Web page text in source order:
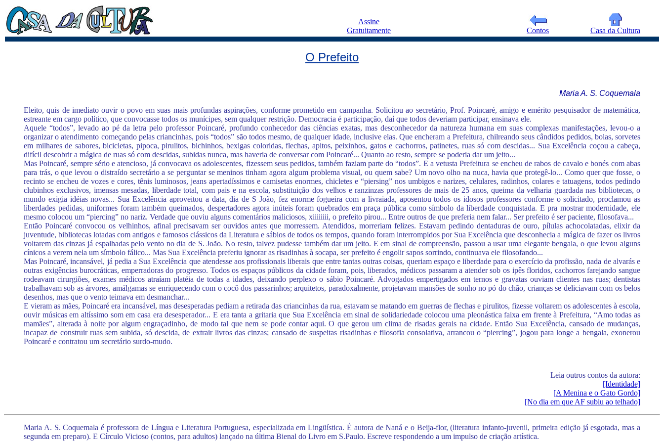
Assine
Gratuitamente
Contos Casa da Cultura
O Prefeito
Maria A. S. Coquemala
Eleito, quis de imediato ouvir o povo em suas mais profundas aspirações, conforme prometido em campanha. Solicitou ao secretário, Prof. Poincaré, amigo e emérito pesquisador de matemática,
estreante em cargo político, que convocasse todos os munícipes, sem qualquer restrição. Democracia é participação, daí que todos deveriam participar, ensinava ele.
Aquele “todos”, levado ao pé da letra pelo professor Poincaré, profundo conhecedor das ciências exatas, mas desconhecedor da natureza humana em suas complexas manifestações, levou-o a
organizar o atendimento começando pelas criancinhas, pois “todos” são todos mesmo, de qualquer idade, inclusive elas. Que encheram a Prefeitura, chilreando seus cândidos pedidos, bolas, sorvetes
em milhares de sabores, bicicletas, pipoca, pirulitos, bichinhos, bexigas coloridas, flechas, apitos, peixinhos, gatos e cachorros, patinetes, ruas só com descidas... Sua Excelência coçou a cabeça,
difícil descobrir a mágica de ruas só com descidas, subidas nunca, mas haveria de conversar com Poincaré... Quanto ao resto, sempre se poderia dar um jeito...
Mas Poincaré, sempre sério e atencioso, já convocava os adolescentes, fizessem seus pedidos, também faziam parte do “todos”. E a vetusta Prefeitura se encheu de rabos de cavalo e bonés com abas
para trás, o que levou o distraído secretário a se perguntar se meninos tinham agora algum problema visual, ou quem sabe? Um novo olho na nuca, havia que protegê-lo... Como quer que fosse, o
recinto se encheu de vozes e cores, tênis luminosos, jeans apertadíssimos e camisetas enormes, chicletes e “piersing” nos umbigos e narizes, celulares, radinhos, colares e tatuagens, todos pedindo
clubinhos exclusivos, imensas mesadas, liberdade total, com pais e na escola, substituição dos velhos e ranzinzas professores de mais de 25 anos, queima da velharia guardada nas bibliotecas, o
mundo exigia idéias novas... Sua Excelência aproveitou a data, dia de S João, fez enorme fogueira com a livraiada, aposentou todos os idosos professores conforme o solicitado, proclamou as
liberdades pedidas, uniformes foram também queimados, despertadores agora inúteis foram quebrados em praça pública como símbolo da liberdade conquistada. E pra mostrar modernidade, ele
mesmo colocou um “piercing” no nariz. Verdade que ouviu alguns comentários maliciosos, xiiiiiiii, o prefeito pirou... Entre outros de que preferia nem falar... Ser prefeito é ser paciente, filosofava...
Então Poincaré convocou os velhinhos, afinal precisavam ser ouvidos antes que morressem. Atendidos, morreriam felizes. Estavam pedindo dentaduras de ouro, pílulas achocolatadas, elixir da
juventude, bibliotecas lotadas com antigos e famosos clássicos da Literatura e sábios de todos os tempos, quando foram interrompidos por Sua Excelência que desconhecia a mágica de fazer os livros
voltarem das cinzas já espalhadas pelo vento no dia de S. João. No resto, talvez pudesse também dar um jeito. E em sinal de compreensão, passou a usar uma elegante bengala, o que levou alguns
cínicos a verem nela um símbolo fálico... Mas Sua Excelência preferiu ignorar as risadinhas à socapa, ser prefeito é engolir sapos sorrindo, continuava ele filosofando...
Mas Poincaré, incansável, já pedia a Sua Excelência que atendesse aos profissionais liberais que entre tantas outras coisas, queriam espaço e liberdade para o exercício da profissão, nada de alvarás e
outras exigências burocráticas, emperradoras do progresso. Todos os espaços públicos da cidade foram, pois, liberados, médicos passaram a atender sob os ipês floridos, cachorros farejando sangue
rodeavam cirurgiões, exames médicos atraíam platéia de todas a idades, deixando perplexo o sábio Poincaré. Advogados empertigados em ternos e gravatas ouviam clientes nas ruas; dentistas
trabalhavam sob as árvores, amálgamas se enriquecendo com o cocô dos passarinhos; arquitetos, paradoxalmente, projetavam mansões de sonho no pó do chão, crianças se deliciavam com os belos
desenhos, mas que o vento teimava em desmanchar...
E vieram as mães, Poincaré era incansável, mas desesperadas pediam a retirada das criancinhas da rua, estavam se matando em guerras de flechas e pirulitos, fizesse voltarem os adolescentes à escola,
ouvir músicas em altíssimo som em casa era desesperador... E era tanta a gritaria que Sua Excelência em sinal de solidariedade colocou uma pleonástica faixa em frente à Prefeitura, “Amo todas as
mamães”, alterada à noite por algum engraçadinho, de modo tal que nem se pode contar aqui. O que gerou um clima de risadas gerais na cidade. Então Sua Excelência, cansado de mudanças,
incapaz de construir ruas sem subida, só descida, de extrair livros das cinzas; cansado de suspeitas risadinhas e filosofia consolativa, arrancou o “piercing”, jogou para longe a bengala, exonerou
Poincaré e contratou um secretário surdo-mudo.
Leia outros contos da autora:
[Identidade]
[A Menina e o Gato Gordo]
[No dia em que AF subiu ao telhado]
Maria A. S. Coquemala é professora de Língua e Literatura Portuguesa, especializada em Lingüística. É autora de Naná e o Beija-flor, (literatura infanto-juvenil, primeira edição já esgotada, mas a
segunda em preparo). E Círculo Vicioso (contos, para adultos) lançado na última Bienal do Livro em S.Paulo. Escreve respondendo a um impulso de criação artística.